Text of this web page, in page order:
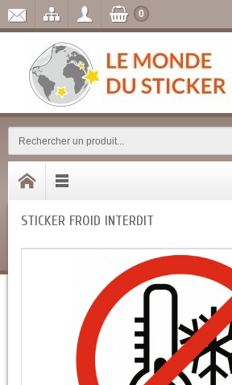
0
STICKER FROID INTERDIT